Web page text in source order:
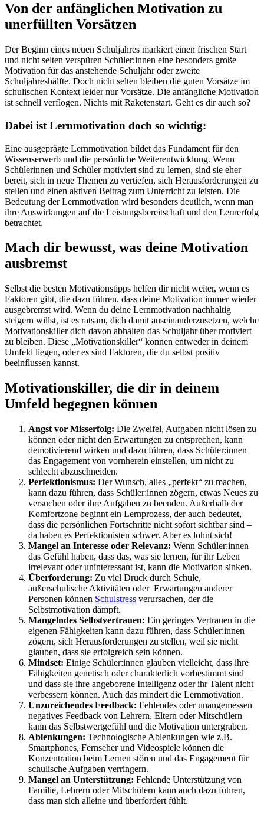
Von der anfänglichen Motivation zu
unerfüllten Vorsätzen
Der Beginn eines neuen Schuljahres markiert einen frischen Start
und nicht selten verspüren Schüler:innen eine besonders große
Motivation für das anstehende Schuljahr oder zweite
Schuljahreshälfte. Doch nicht selten bleiben die guten Vorsätze im
schulischen Kontext leider nur Vorsätze. Die anfängliche Motivation
ist schnell verflogen. Nichts mit Raketenstart. Geht es dir auch so?
Dabei ist Lernmotivation doch so wichtig:
Eine ausgeprägte Lernmotivation bildet das Fundament für den
Wissenserwerb und die persönliche Weiterentwicklung. Wenn
Schülerinnen und Schüler motiviert sind zu lernen, sind sie eher
bereit, sich in neue Themen zu vertiefen, sich Herausforderungen zu
stellen und einen aktiven Beitrag zum Unterricht zu leisten. Die
Bedeutung der Lernmotivation wird besonders deutlich, wenn man
ihre Auswirkungen auf die Leistungsbereitschaft und den Lernerfolg
betrachtet.
Mach dir bewusst, was deine Motivation
ausbremst
Selbst die besten Motivationstipps helfen dir nicht weiter, wenn es
Faktoren gibt, die dazu führen, dass deine Motivation immer wieder
ausgebremst wird. Wenn du deine Lernmotivation nachhaltig
steigern willst, ist es ratsam, dich damit auseinanderzusetzen, welche
Motivationskiller dich davon abhalten das Schuljahr über motiviert
zu bleiben. Diese „Motivationskiller“ können entweder in deinem
Umfeld liegen, oder es sind Faktoren, die du selbst positiv
beeinflussen kannst.
Motivationskiller, die dir in deinem
Umfeld begegnen können
Angst vor Misserfolg: Die Zweifel, Aufgaben nicht lösen zu
können oder nicht den Erwartungen zu entsprechen, kann
demotivierend wirken und dazu führen, dass Schüler:innen
das Engagement von vornherein einstellen, um nicht zu
schlecht abzuschneiden.
Perfektionismus: Der Wunsch, alles „perfekt“ zu machen,
kann dazu führen, dass Schüler:innen zögern, etwas Neues zu
versuchen oder ihre Aufgaben zu beenden. Außerhalb der
Komfortzone beginnt ein Lernprozess, der auch bedeutet,
dass die persönlichen Fortschritte nicht sofort sichtbar sind –
da haben es Perfektionisten schwer. Aber es lohnt sich!
Mangel an Interesse oder Relevanz: Wenn Schüler:innen
das Gefühl haben, dass das, was sie lernen, für ihr Leben
irrelevant oder uninteressant ist, kann die Motivation sinken.
Überforderung: Zu viel Druck durch Schule,
außerschulische Aktivitäten oder Erwartungen anderer
Personen können Schulstress verursachen, der die
Selbstmotivation dämpft.
Mangelndes Selbstvertrauen: Ein geringes Vertrauen in die
eigenen Fähigkeiten kann dazu führen, dass Schüler:innen
zögern, sich Herausforderungen zu stellen, weil sie nicht
glauben, dass sie erfolgreich sein können.
Mindset: Einige Schüler:innen glauben vielleicht, dass ihre
Fähigkeiten genetisch oder charakterlich vorbestimmt sind
und dass sie ihre angeborene Intelligenz oder ihr Talent nicht
verbessern können. Auch das mindert die Lernmotivation.
Unzureichendes Feedback: Fehlendes oder unangemessen
negatives Feedback von Lehrern, Eltern oder Mitschülern
kann das Selbstwertgefühl und die Motivation untergraben.
Ablenkungen: Technologische Ablenkungen wie z.B.
Smartphones, Fernseher und Videospiele können die
Konzentration beim Lernen stören und das Engagement für
schulische Aufgaben verringern.
Mangel an Unterstützung: Fehlende Unterstützung von
Familie, Lehrern oder Mitschülern kann auch dazu führen,
dass man sich alleine und überfordert fühlt.